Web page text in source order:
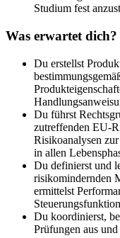
Studium fest
Was erwartet dich?
Du erstellst
Du führst
zutreffenden EU-
Risikoanalysen
in allen
Du definierst und
risikomindernden
ermittelst
Du koordinierst,
Prüfungen aus